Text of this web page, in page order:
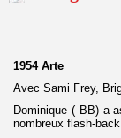
1954 Arte
Avec Sami Frey,
Dominique ( BB) a
nombreux flash-